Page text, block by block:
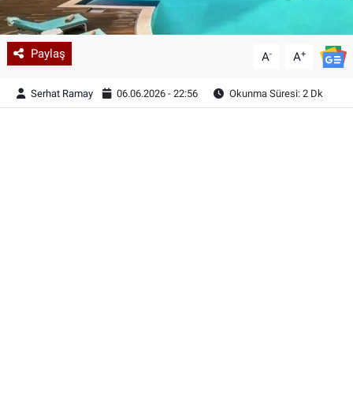
Paylaş A- A+
Serhat Ramay 06.06.2026 - 22:56 Okunma Süresi: 2 Dk